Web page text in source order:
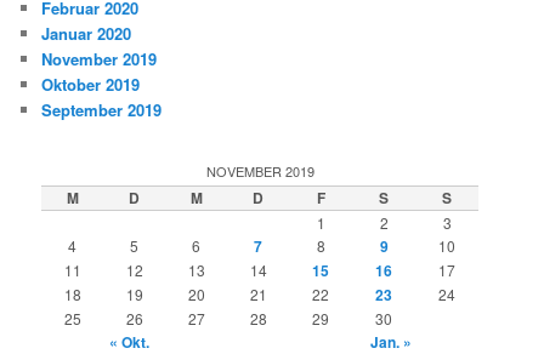
Februar 2020
Januar 2020
November 2019
Oktober 2019
September 2019
NOVEMBER 2019
M D M D F S S
1 2
3
4
5 6 7 8 9
10
11
12 13 14 15 16
17
18
19 20 21 22 23
24
25
26 27 28 29 30
« Okt. Jan. »